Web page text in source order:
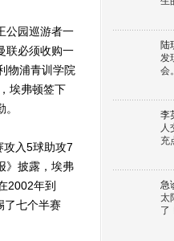
公园巡游者一
联必须收购一
物浦青训学院
埃弗顿签下
入5球助攻7
》披露，埃弗
2002年到
了七个半赛
陆
发
会
李
人
充
急
太
了